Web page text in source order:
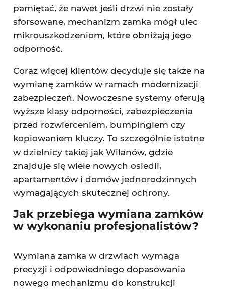
pamiętać, że nawet jeśli drzwi nie zostały
sforsowane, mechanizm zamka mógł ulec
mikrouszkodzeniom, które obniżają jego
odporność.
Coraz więcej klientów decyduje się także na
wymianę zamków w ramach modernizacji
zabezpieczeń. Nowoczesne systemy oferują
wyższe klasy odporności, zabezpieczenia
przed rozwierceniem, bumpingiem czy
kopiowaniem kluczy. To szczególnie istotne
w dzielnicy takiej jak Wilanów, gdzie
znajduje się wiele nowych osiedli,
apartamentów i domów jednorodzinnych
wymagających skutecznej ochrony.
Jak przebiega wymiana zamków
w wykonaniu profesjonalistów?
Wymiana zamka w drzwiach wymaga
precyzji i odpowiedniego dopasowania
nowego mechanizmu do konstrukcji